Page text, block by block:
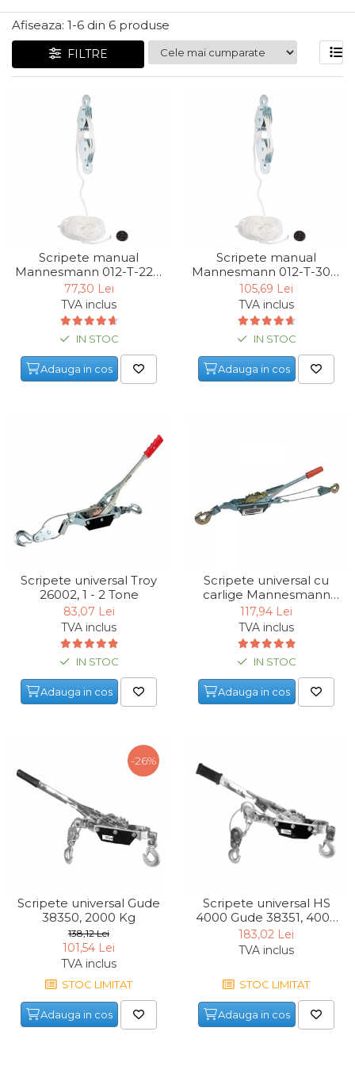
Articole Pentru Gradina
Accesorii Bucatarie
Cabluri Incalzitoare cu
Termostat
Alarme Casa
Accesorii Baie
Accesorii Telefoane
Accesorii Laptop & PC
Ultrasunete
Cutii Depozitare
Chinga & Suport Mobila
Maturi, Mopuri, Galeti &
Baterii & Acumulatori
Baterii AA
Corpuri de Iluminat
Lanterne
Proiectoare
Iluminare Led
Echipamente Pentru Service-uri
Auto
Tester de Tensiune
Manometru
Densimetru
Accesorii Auto
Tester Baterie Auto
Presa Arc
Cheie Roti
Afiseaza: 1-6 din 6 produse
FILTRE
Scripete manual
Mannesmann 012-T-220,
220 Kg
77,30 Lei
TVA inclus
IN STOC
Adauga in cos
Scripete manual
Mannesmann 012-T-300,
300 Kg
105,69 Lei
TVA inclus
IN STOC
Adauga in cos
Scripete universal Troy
26002, 1 - 2 Tone
83,07 Lei
TVA inclus
IN STOC
Adauga in cos
Scripete universal cu
carlige Mannesmann
013-T, 1 Tona
117,94 Lei
TVA inclus
IN STOC
Adauga in cos
-26%
Scripete universal Gude
38350, 2000 Kg
138,12 Lei
101,54 Lei
TVA inclus
STOC LIMITAT
Adauga in cos
Scripete universal HS
4000 Gude 38351, 4000
Kg
183,02 Lei
TVA inclus
STOC LIMITAT
Adauga in cos